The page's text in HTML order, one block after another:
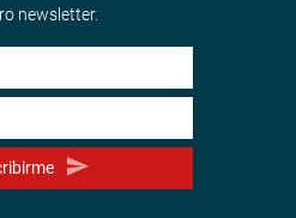
newsletter.